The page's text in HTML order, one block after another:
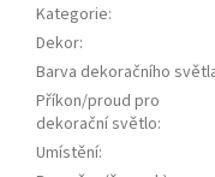
Kategorie:
Dekor:
Barva dekoračního
Příkon/proud pro
dekorační světlo:
Umístění: